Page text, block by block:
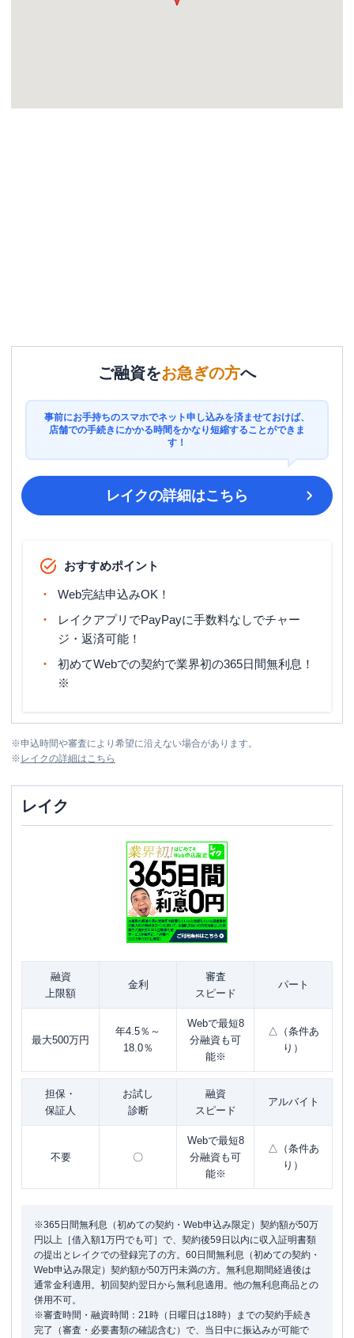
ご融資をお急ぎの方へ
事前にお手持ちのスマホでネット申し込みを済ませておけば、
店舗での手続きにかかる時間をかなり短縮することができま
す！
レイクの詳細はこちら
おすすめポイント
Web完結申込みOK！
レイクアプリでPayPayに手数料なしでチャー
ジ・返済可能！
初めてWebでの契約で業界初の365日間無利息！
※
※申込時間や審査により希望に沿えない場合があります。
※ レイクの詳細はこちら
レイク
融資
上限額
金利
審査
スピード
パート
最大500万円
年4.5％～
18.0％
Webで最短8
分融資も可
能※
△（条件あ
り）
担保・
保証人
お試し
診断
融資
スピード
アルバイト
不要 〇
Webで最短8
分融資も可
能※
△（条件あ
り）
※365日間無利息（初めての契約・Web申込み限定）契約額が50万
円以上［借入額1万円でも可］で、契約後59日以内に収入証明書類
の提出とレイクでの登録完了の方。60日間無利息（初めての契約・
Web申込み限定）契約額が50万円未満の方。無利息期間経過後は
通常金利適用。初回契約翌日から無利息適用。他の無利息商品との
併用不可。
※審査時間・融資時間：21時（日曜日は18時）までの契約手続き
完了（審査・必要書類の確認含む）で、当日中に振込みが可能で